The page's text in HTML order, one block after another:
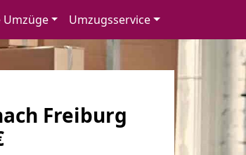
Umzugsservice
Freiburg